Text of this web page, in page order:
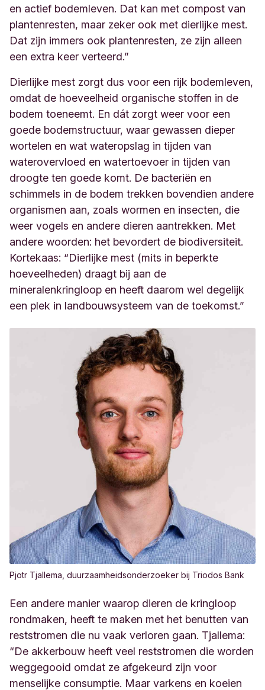
en actief bodemleven. Dat kan met compost van
plantenresten, maar zeker ook met dierlijke mest.
Dat zijn immers ook plantenresten, ze zijn alleen
een extra keer verteerd.”
Dierlijke mest zorgt dus voor een rijk bodemleven,
omdat de hoeveelheid organische stoffen in de
bodem toeneemt. En dát zorgt weer voor een
goede bodemstructuur, waar gewassen dieper
wortelen en wat wateropslag in tijden van
waterovervloed en watertoevoer in tijden van
droogte ten goede komt. De bacteriën en
schimmels in de bodem trekken bovendien andere
organismen aan, zoals wormen en insecten, die
weer vogels en andere dieren aantrekken. Met
andere woorden: het bevordert de biodiversiteit.
Kortekaas: “Dierlijke mest (mits in beperkte
hoeveelheden) draagt bij aan de
mineralenkringloop en heeft daarom wel degelijk
een plek in landbouwsysteem van de toekomst.”
Pjotr Tjallema, duurzaamheidsonderzoeker bij Triodos Bank
Een andere manier waarop dieren de kringloop
rondmaken, heeft te maken met het benutten van
reststromen die nu vaak verloren gaan. Tjallema:
“De akkerbouw heeft veel reststromen die worden
weggegooid omdat ze afgekeurd zijn voor
menselijke consumptie. Maar varkens en koeien